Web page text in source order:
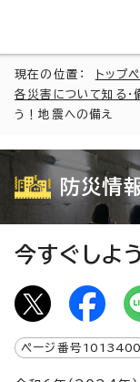
現在の位置： トップ
各災害について知る・
う！地震への備え
防災情
今すぐしよ
ページ番号 1013400